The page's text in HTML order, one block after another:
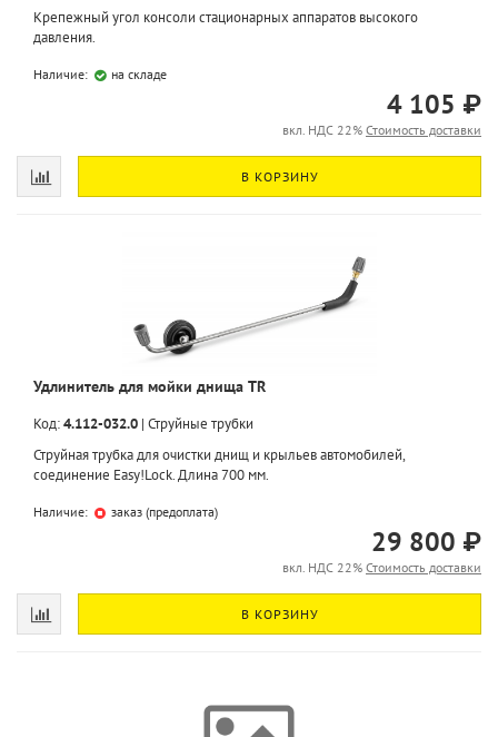
Крепежный угол консоли стационарных аппаратов высокого
давления.
Наличие: на складе
4 105 ₽
вкл. НДС 22% Стоимость доставки
В КОРЗИНУ
Удлинитель для мойки днища TR
Код:4.112-032.0 | Струйные трубки
Струйная трубка для очистки днищ и крыльев автомобилей,
соединение Easy!Lock. Длина 700 мм.
Наличие: заказ (предоплата)
29 800 ₽
вкл. НДС 22% Стоимость доставки
В КОРЗИНУ